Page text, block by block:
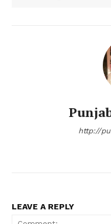
http://
LEAVE A REPLY